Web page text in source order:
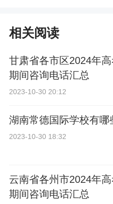
相关阅读
甘肃省各市区2024年高
期间咨询电话汇总
2023-10-30 20:12
湖南常德国际学校有哪
2023-10-30 18:32
云南省各州市2024年高
期间咨询电话汇总